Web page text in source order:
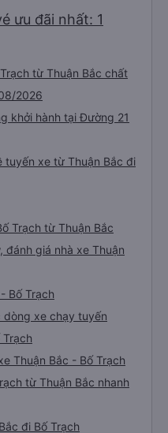
ưu đãi nhất: 1
từ Thuận Bắc chất
2026
khởi hành tại Đường 21
tuyến xe từ Thuận Bắc đi
Trạch từ Thuận Bắc
đánh giá nhà xe Thuận
Bố Trạch
dòng xe chạy tuyến
Thuận Bắc - Bố Trạch
từ Thuận Bắc nhanh
đi Bố Trạch